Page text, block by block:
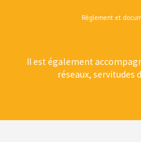
Règlement et
II est également
réseaux, servitudes